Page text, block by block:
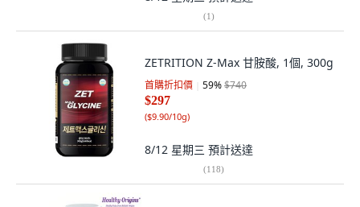
(1)
ZETRITION Z-Max 甘胺酸, 1個, 300g
首購折扣價 59%$740
$297
($9.90/10g)
8/12 星期三 預計送達
(118)